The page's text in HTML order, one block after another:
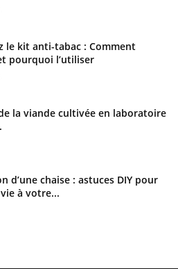
le kit anti-tabac : Comment
pourquoi l’utiliser
la viande cultivée en laboratoire
d’une chaise : astuces DIY pour
à votre...